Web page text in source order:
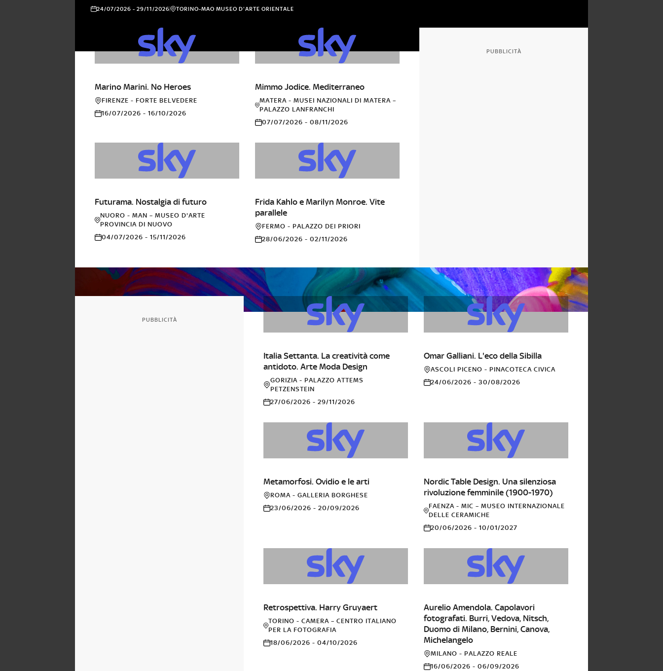
24/07/2026 - 29/11/2026 TORINO-MAO MUSEO D'ARTE ORIENTALE
PUBBLICITÀ
Marino Marini. No Heroes
FIRENZE - FORTE BELVEDERE
16/07/2026 - 16/10/2026
Mimmo Jodice. Mediterraneo
MATERA - MUSEI NAZIONALI DI MATERA –
PALAZZO LANFRANCHI
07/07/2026 - 08/11/2026
Futurama. Nostalgia di futuro
NUORO - MAN – MUSEO D'ARTE
PROVINCIA DI NUOVO
04/07/2026 - 15/11/2026
Frida Kahlo e Marilyn Monroe. Vite
parallele
FERMO - PALAZZO DEI PRIORI
28/06/2026 - 02/11/2026
PUBBLICITÀ
Italia Settanta. La creatività come
antidoto. Arte Moda Design
GORIZIA - PALAZZO ATTEMS
PETZENSTEIN
27/06/2026 - 29/11/2026
Omar Galliani. L'eco della Sibilla
ASCOLI PICENO - PINACOTECA CIVICA
24/06/2026 - 30/08/2026
Metamorfosi. Ovidio e le arti
ROMA - GALLERIA BORGHESE
23/06/2026 - 20/09/2026
Nordic Table Design. Una silenziosa
rivoluzione femminile (1900-1970)
FAENZA - MIC – MUSEO INTERNAZIONALE
DELLE CERAMICHE
20/06/2026 - 10/01/2027
Retrospettiva. Harry Gruyaert
TORINO - CAMERA – CENTRO ITALIANO
PER LA FOTOGRAFIA
18/06/2026 - 04/10/2026
Aurelio Amendola. Capolavori
fotografati. Burri, Vedova, Nitsch,
Duomo di Milano, Bernini, Canova,
Michelangelo
MILANO - PALAZZO REALE
16/06/2026 - 06/09/2026